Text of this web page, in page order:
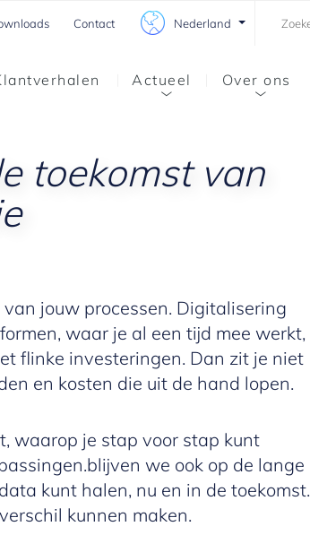
Contact Nederland
Actueel Over ons
toekomst van
jouw processen. Digitalisering
waar je al een tijd mee werkt,
flinke investeringen. Dan zit je niet
en kosten die uit de hand lopen.
waarop je stap voor stap kunt
we ook op de lange
kunt halen, nu en in de toekomst.
kunnen maken.